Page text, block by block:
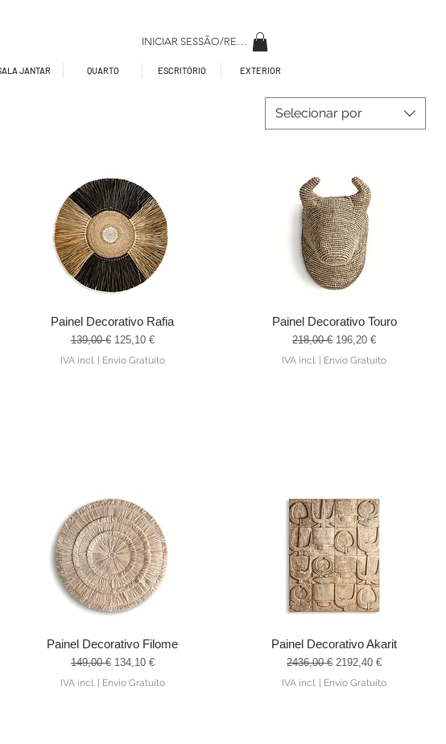
INICIAR SESSÃO/REGISAR
JANTAR QUARTO ESCRITÓRIO EXTERIOR
Selecionar por
Visualização rápida
Painel Decorativo Rafia
Preço normal
139,00 € Preço promocional
125,10 €
IVA incl.| Envio Gratuito
Visualização rápida
Painel Decorativo Touro
Preço normal
218,00 € Preço promocional
196,20 €
IVA incl. Envio Gratuito
Visualização rápida
Painel Decorativo Filome
Preço normal
149,00 € Preço promocional
134,10 €
IVA incl.| Envio Gratuito
Visualização rápida
Painel Decorativo Akarit
Preço normal
2436,00 € Preço promocional
2192,40 €
IVA incl. Envio Gratuito